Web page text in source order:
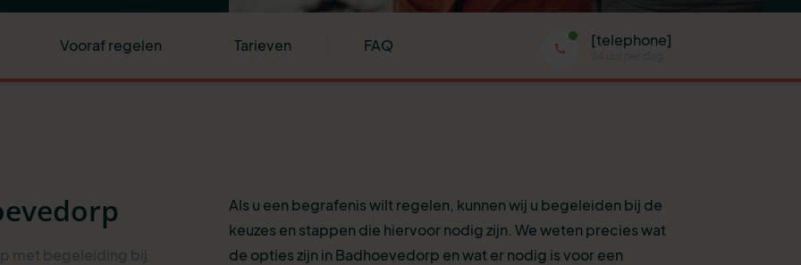
Vooraf regelen Tarieven FAQ [telephone]
Als u een begrafenis wilt regelen, kunnen wij u begeleiden bij de
keuzes en stappen die hiervoor nodig zijn. We weten precies wat
de opties zijn in Badhoevedorp en wat er nodig is voor een